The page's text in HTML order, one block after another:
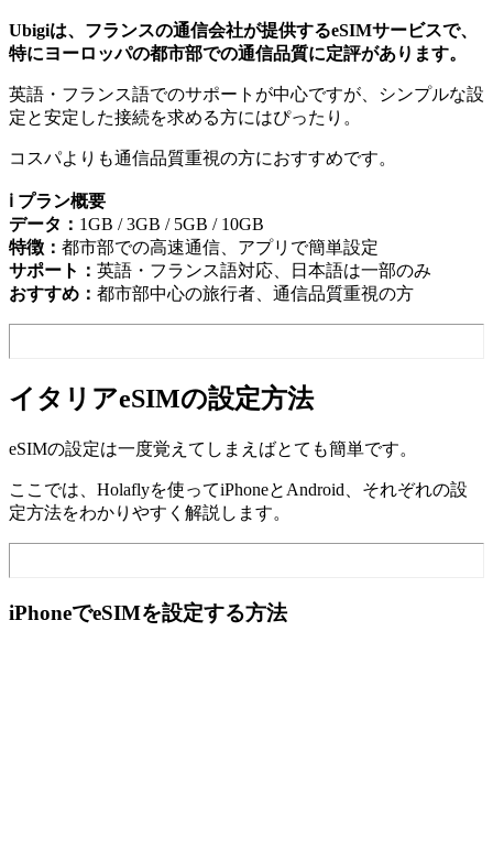
Ubigiは、フランスの通信会社が提供するeSIMサービスで、
特にヨーロッパの都市部での通信品質に定評があります。
英語・フランス語でのサポートが中心ですが、シンプルな設
定と安定した接続を求める方にはぴったり。
コスパよりも通信品質重視の方におすすめです。
ℹ️ プラン概要
データ： 1GB / 3GB / 5GB / 10GB
特徴： 都市部での高速通信、アプリで簡単設定
サポート： 英語・フランス語対応、日本語は一部のみ
おすすめ： 都市部中心の旅行者、通信品質重視の方
イタリアeSIMの設定方法
eSIMの設定は一度覚えてしまえばとても簡単です。
ここでは、Holaflyを使ってiPhoneとAndroid、それぞれの設
定方法をわかりやすく解説します。
iPhoneでeSIMを設定する方法